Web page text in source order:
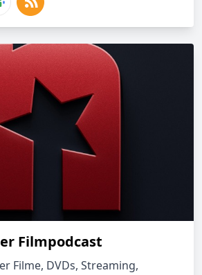
Filmpodcast
Filme, DVDs, Streaming,